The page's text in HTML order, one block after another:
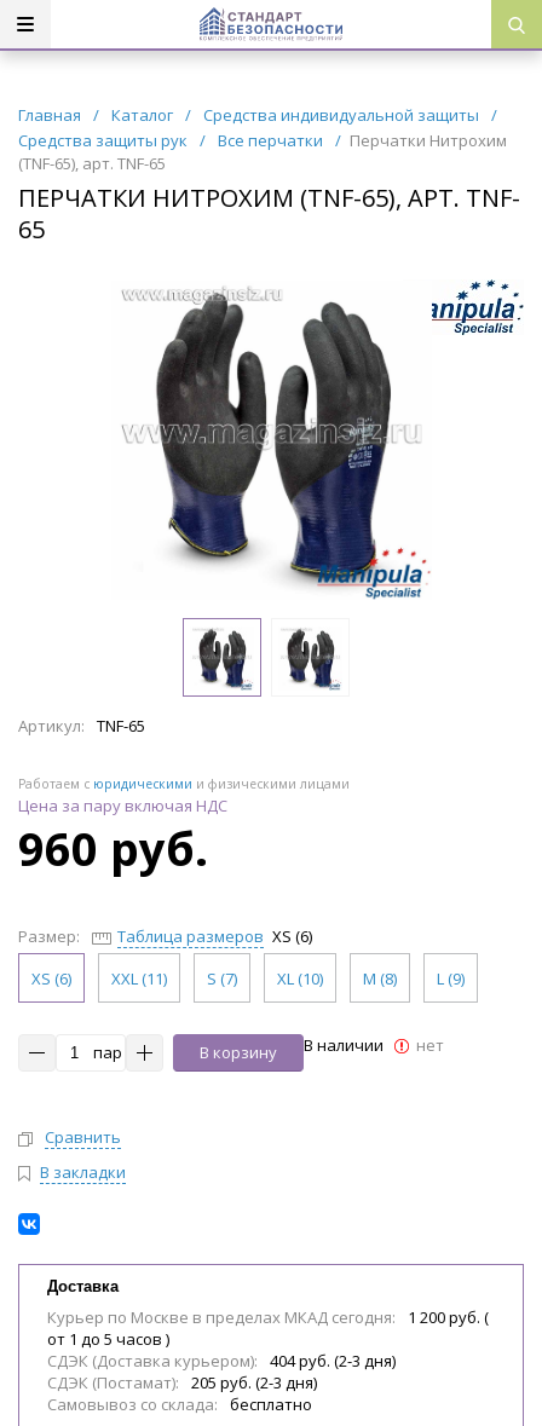
Главная / Каталог / Средства индивидуальной защиты
/
Средства защиты рук
/ Все перчатки / Перчатки Нитрохим
(TNF-65), арт. TNF-65
ПЕРЧАТКИ НИТРОХИМ (TNF-65), АРТ. TNF-
65
Артикул: TNF-65
Работаем с юридическими и физическими лицами
Цена за пару включая НДС
960 руб.
Размер: Таблица размеров XS (6)
XS (6)
XXL (11) S (7) XL (10) M (8) L (9)
пар В корзину В наличии нет
Сравнить
В закладки
Доставка
Курьер по Москве в пределах МКАД сегодня:
1 200 руб. (
от 1 до 5 часов )
СДЭК (Доставка курьером):
404 руб. (2-3 дня)
СДЭК (Постамат):
205 руб. (2-3 дня)
Самовывоз со склада:
бесплатно